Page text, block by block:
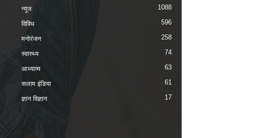
न्यूज 1088
विविध 596
मनोरंजन 258
स्वास्थ्य 74
आध्यात्म 63
सलाम इंडिया 61
ज्ञान विज्ञान 17